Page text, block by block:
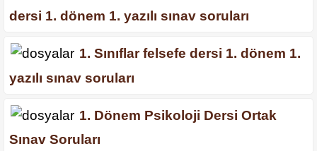
dersi 1. dönem 1. yazılı sınav soruları
1. Sınıflar felsefe dersi 1. dönem 1.
yazılı sınav soruları
1. Dönem Psikoloji Dersi Ortak
Sınav Soruları